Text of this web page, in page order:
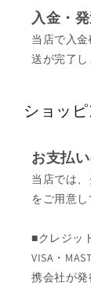
入金・
当店で入
送が完了し
ショッ
お支払
当店では
をご用意し
■クレジッ
VISA・
携会社が